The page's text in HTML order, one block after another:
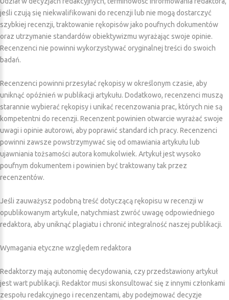
jeśli czują się niekwalifikowani do recenzji lub nie mogą dostarczyć
szybkiej recenzji, traktowanie rękopisów jako poufnych dokumentów
oraz utrzymanie standardów obiektywizmu wyrażając swoje opinie.
Recenzenci nie powinni wykorzystywać oryginalnej treści do swoich
badań.
Recenzenci powinni przesyłać rękopisy w określonym czasie, aby
uniknąć opóźnień w publikacji artykułu. Dodatkowo, recenzenci muszą
starannie wybierać rękopisy i unikać recenzowania prac, których nie są
kompetentni do recenzji. Recenzent powinien otwarcie wyrażać swoje
uwagi i opinie autorowi, aby poprawić standard ich pracy. Recenzenci
powinni zawsze powstrzymywać się od omawiania artykułu lub
ujawniania tożsamości autora komukolwiek. Artykuł jest wysoko
poufnym dokumentem i powinien być traktowany tak przez
recenzentów.
Jeśli zauważysz podobną treść dotyczącą rękopisu w recenzji w
opublikowanym artykule, natychmiast zwróć uwagę odpowiedniego
redaktora, aby uniknąć plagiatu i chronić integralność naszej publikacji.
Wymagania etyczne względem redaktora
Redaktorzy mają autonomię decydowania, czy przedstawiony artykuł
jest wart publikacji. Redaktor musi skonsultować się z innymi członkami
zespołu redakcyjnego i recenzentami, aby podejmować decyzje